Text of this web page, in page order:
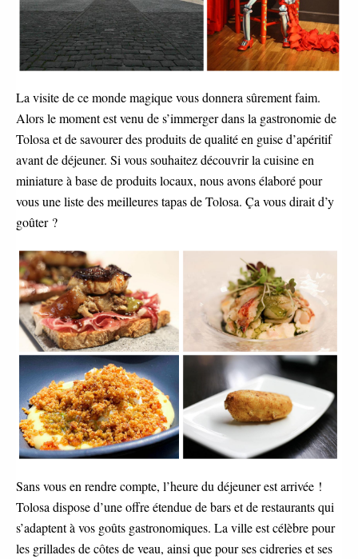
La visite de ce monde magique vous donnera sûrement faim.
Alors le moment est venu de s’immerger dans la gastronomie de
Tolosa et de savourer des produits de qualité en guise d’apéritif
avant de déjeuner. Si vous souhaitez découvrir la cuisine en
miniature à base de produits locaux, nous avons élaboré pour
vous une liste des meilleures tapas de Tolosa. Ça vous dirait d’y
goûter ?
Sans vous en rendre compte, l’heure du déjeuner est arrivée !
Tolosa dispose d’une offre étendue de bars et de restaurants qui
s’adaptent à vos goûts gastronomiques. La ville est célèbre pour
les grillades de côtes de veau, ainsi que pour ses cidreries et ses